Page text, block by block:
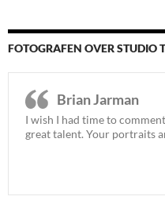
FOTOGRAFEN OVER STUDIO
Brian Jarman
I wish I had time to
great talent. Your portraits